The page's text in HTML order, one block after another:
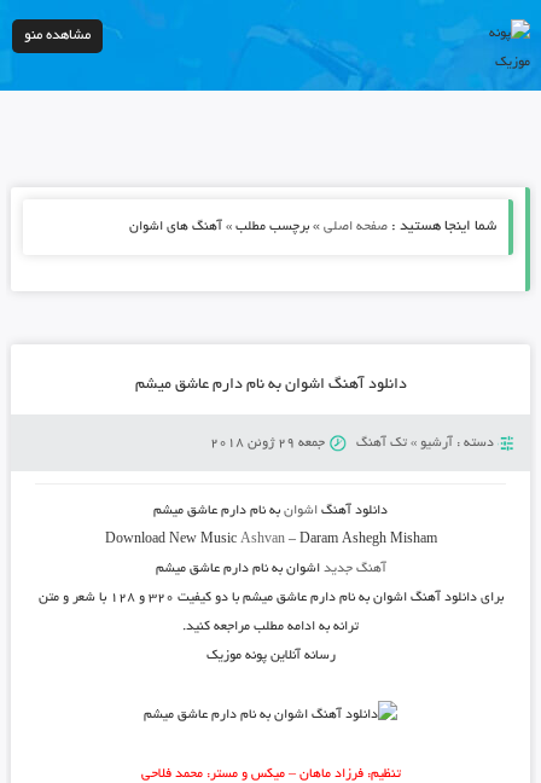
مشاهده منو
شما اینجا هستید : صفحه اصلی» برچسب مطلب » آهنگ های اشوان
دانلود آهنگ اشوان به نام دارم عاشق میشم
دسته : آرشیو » تک آهنگ جمعه 29 ژوئن 2018
دانلود آهنگ اشوانبه نام دارم عاشق میشم
Download New Music Ashvan– Daram Ashegh Misham
آهنگ جدید اشوان به نام دارم عاشق میشم
برای دانلود آهنگ اشوان به نام دارم عاشق میشم
با دو کیفیت ۳۲۰ و ۱۲۸ با شعر و متن
ترانه به ادامه مطلب مراجعه کنید.
رسانه آنلاین پونه موزیک
تنظیم: فرزاد ماهان – میکس و مستر: محمد فلاحی